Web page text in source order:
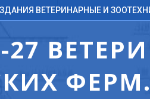
ЗДАНИЯ ВЕТЕРИНАРНЫЕ И
ФЕРМ.